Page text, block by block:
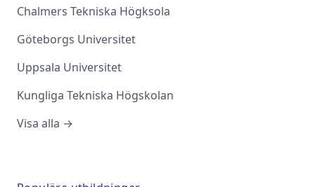
Chalmers Tekniska Högksola
Göteborgs Universitet
Uppsala Universitet
Kungliga Tekniska Högskolan
Visa alla →